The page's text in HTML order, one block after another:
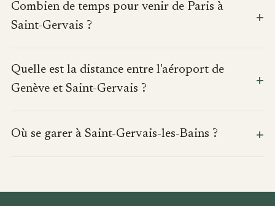
Combien de temps pour venir de Paris à
Saint-Gervais ?
Quelle est la distance entre l'aéroport de
Genève et Saint-Gervais ?
Où se garer à Saint-Gervais-les-Bains ?